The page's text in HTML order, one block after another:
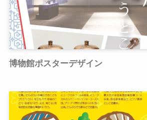
博物館ポスターデザイン